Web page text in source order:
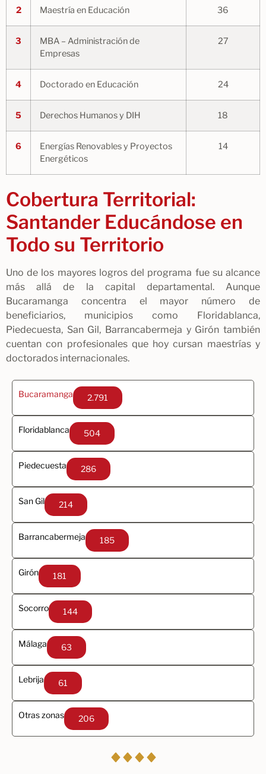
2 Maestría en Educación 36
3
MBA – Administración de
Empresas
27
4 Doctorado en Educación 24
5 Derechos Humanos y DIH 18
6
Energías Renovables y Proyectos
Energéticos
14
Cobertura Territorial:
Santander Educándose en
Todo su Territorio
Uno de los mayores logros del programa fue su alcance
más allá de la capital departamental. Aunque
Bucaramanga concentra el mayor número de
beneficiarios, municipios como Floridablanca,
Piedecuesta, San Gil, Barrancabermeja y Girón también
cuentan con profesionales que hoy cursan maestrías y
doctorados internacionales.
Bucaramanga 2.791
Floridablanca 504
Piedecuesta 286
San Gil 214
Barrancabermeja 185
Girón 181
Socorro 144
Málaga 63
Lebrija 61
Otras zonas 206